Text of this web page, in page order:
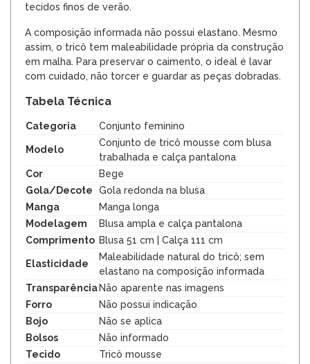
tecidos finos de verão.
A composição informada não possui elastano. Mesmo
assim, o tricô tem maleabilidade própria da construção
em malha. Para preservar o caimento, o ideal é lavar
com cuidado, não torcer e guardar as peças dobradas.
Tabela Técnica
Categoria Conjunto feminino
Modelo
Conjunto de tricô mousse com blusa
trabalhada e calça pantalona
Cor
Bege
Gola/Decote
Gola redonda na blusa
Manga
Manga longa
Modelagem
Blusa ampla e calça pantalona
Comprimento Blusa 51 cm | Calça 111 cm
Elasticidade
Maleabilidade natural do tricô; sem
elastano na composição informada
TransparênciaNão aparente nas imagens
Forro
Não possui indicação
Bojo
Não se aplica
Bolsos
Não informado
Tecido
Tricô mousse